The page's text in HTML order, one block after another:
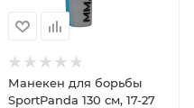
Манекен для борьбы
SportPanda 130 см, 17-27